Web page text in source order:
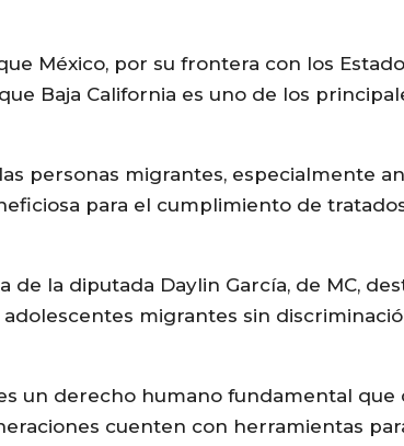
México, por su frontera con los
Baja California es uno de los
personas migrantes, especialmente
para el cumplimiento de
la diputada Daylin García, de MC,
migrantes sin
un derecho humano fundamental
cuenten con herramientas